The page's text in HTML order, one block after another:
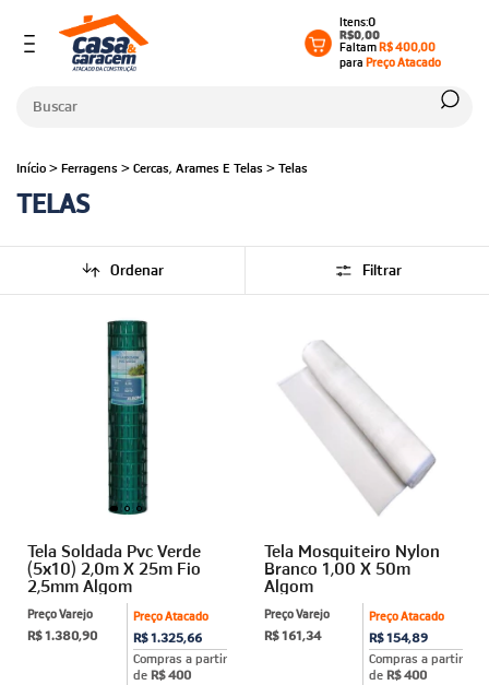
0
R$0,00
FaltamR$ 400,00
paraPreço Atacado
Início > Ferragens > Cercas, Arames E Telas > Telas
TELAS
Ordenar Filtrar
Tela Soldada Pvc Verde
(5x10) 2,0m X 25m Fio
2,5mm Algom
Preço Atacado
R$ 1.325,66
Compras a partir
de R$ 400
Preço Varejo
R$ 1.380,90
Tela Mosquiteiro Nylon
Branco 1,00 X 50m
Algom
Preço Atacado
R$ 154,89
Compras a partir
de R$ 400
Preço Varejo
R$ 161,34